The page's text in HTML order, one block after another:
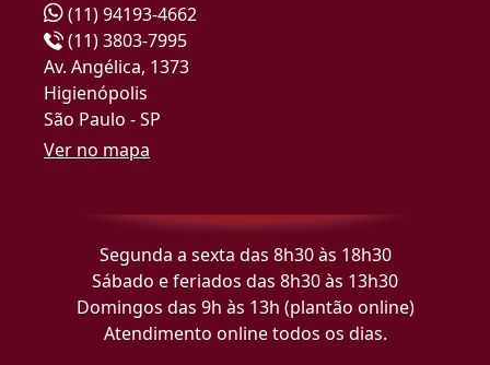
(11) 94193-4662
(11) 3803-7995
Av. Angélica, 1373
Higienópolis
São Paulo - SP
Ver no mapa
Segunda a sexta das 8h30 às 18h30
Sábado e feriados das 8h30 às 13h30
Domingos das 9h às 13h (plantão online)
Atendimento online todos os dias.